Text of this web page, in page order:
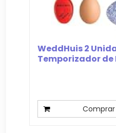
WeddHuis 2
Temporizador de